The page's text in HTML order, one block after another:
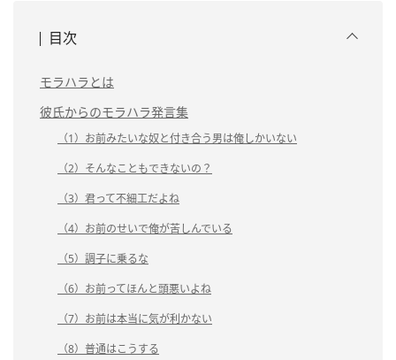
目次
モラハラとは
彼氏からのモラハラ発言集
（1）お前みたいな奴と付き合う男は俺しかいない
（2）そんなこともできないの？
（3）君って不細工だよね
（4）お前のせいで俺が苦しんでいる
（5）調子に乗るな
（6）お前ってほんと頭悪いよね
（7）お前は本当に気が利かない
（8）普通はこうする